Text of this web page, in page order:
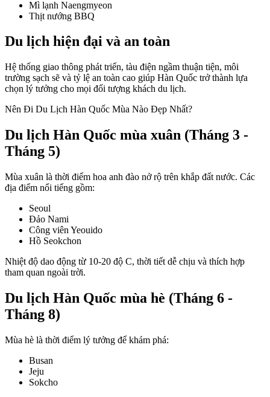
Mì lạnh Naengmyeon
Thịt nướng BBQ
Du lịch hiện đại và an toàn
Hệ thống giao thông phát triển, tàu điện ngầm thuận tiện, môi
trường sạch sẽ và tỷ lệ an toàn cao giúp Hàn Quốc trở thành lựa
chọn lý tưởng cho mọi đối tượng khách du lịch.
Nên Đi Du Lịch Hàn Quốc Mùa Nào Đẹp Nhất?
Du lịch Hàn Quốc mùa xuân (Tháng 3 -
Tháng 5)
Mùa xuân là thời điểm hoa anh đào nở rộ trên khắp đất nước. Các
địa điểm nổi tiếng gồm:
Seoul
Đảo Nami
Công viên Yeouido
Hồ Seokchon
Nhiệt độ dao động từ 10-20 độ C, thời tiết dễ chịu và thích hợp
tham quan ngoài trời.
Du lịch Hàn Quốc mùa hè (Tháng 6 -
Tháng 8)
Mùa hè là thời điểm lý tưởng để khám phá:
Busan
Jeju
Sokcho